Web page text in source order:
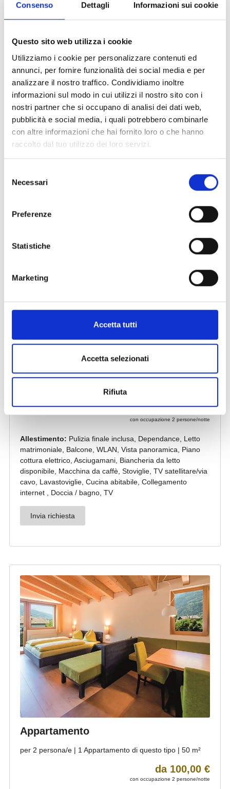
Consenso Dettagli Informazioni sui cookie
Questo sito web utilizza i cookie
Utilizziamo i cookie per personalizzare contenuti ed
annunci, per fornire funzionalità dei social media e per
analizzare il nostro traffico. Condividiamo inoltre
informazioni sul modo in cui utilizzi il nostro sito con i
nostri partner che si occupano di analisi dei dati web,
pubblicità e social media, i quali potrebbero combinarle
con altre informazioni che hai fornito loro o che hanno
raccolto dal tuo utilizzo dei loro servizi.
delNecessari
Preferenze
Statistiche
Marketing
Accetta tutti
Accetta selezionati
Rifiuta